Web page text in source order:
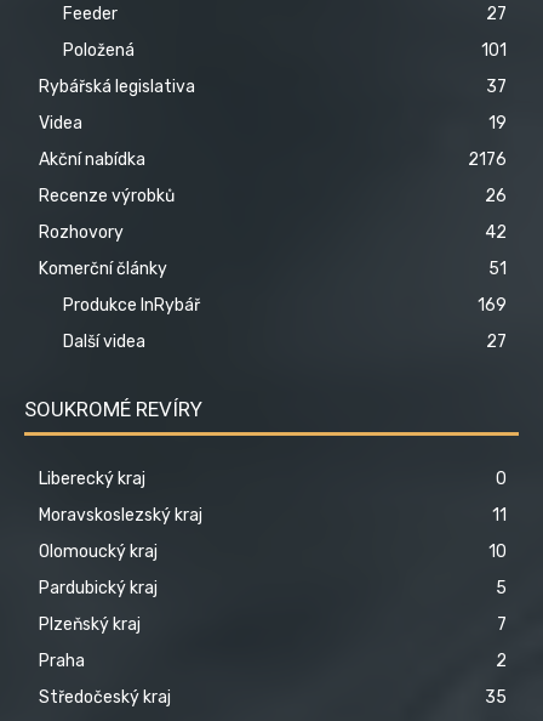
Feeder
27
Položená
101
Rybářská legislativa
37
Videa
19
Akční nabídka
2176
Recenze výrobků
26
Rozhovory
42
Komerční články
51
Produkce InRybář
169
Další videa
27
SOUKROMÉ REVÍRY
Liberecký kraj
0
Moravskoslezský kraj
11
Olomoucký kraj
10
Pardubický kraj
5
Plzeňský kraj
7
Praha
2
Středočeský kraj
35